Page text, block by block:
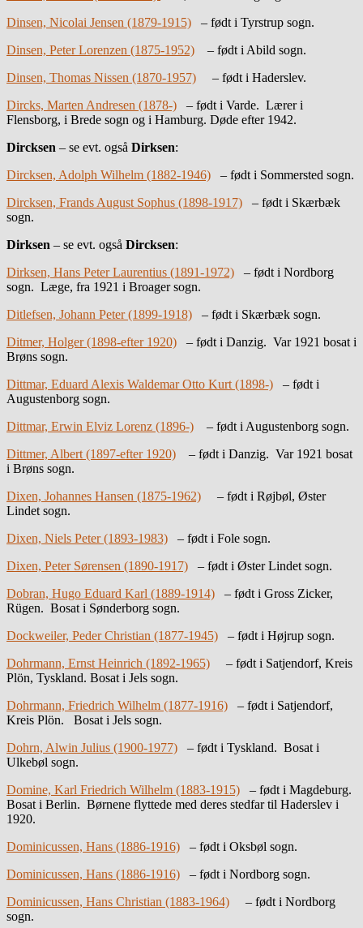
Dinsen, Nicolai Jensen (1879-1915) – født i Tyrstrup sogn.
Dinsen, Peter Lorenzen (1875-1952) – født i Abild sogn.
Dinsen, Thomas Nissen (1870-1957) – født i Haderslev.
Dircks, Marten Andresen (1878-) – født i Varde. Lærer i
Flensborg, i Brede sogn og i Hamburg. Døde efter 1942.
Dircksen – se evt. også Dirksen:
Dircksen, Adolph Wilhelm (1882-1946) – født i Sommersted sogn.
Dircksen, Frands August Sophus (1898-1917) – født i Skærbæk
sogn.
Dirksen – se evt. også Dircksen:
Dirksen, Hans Peter Laurentius (1891-1972) – født i Nordborg
sogn. Læge, fra 1921 i Broager sogn.
Ditlefsen, Johann Peter (1899-1918) – født i Skærbæk sogn.
Ditmer, Holger (1898-efter 1920) – født i Danzig. Var 1921 bosat i
Brøns sogn.
Dittmar, Eduard Alexis Waldemar Otto Kurt (1898-) – født i
Augustenborg sogn.
Dittmar, Erwin Elviz Lorenz (1896-) – født i Augustenborg sogn.
Dittmer, Albert (1897-efter 1920) – født i Danzig. Var 1921 bosat
i Brøns sogn.
Dixen, Johannes Hansen (1875-1962) – født i Røjbøl, Øster
Lindet sogn.
Dixen, Niels Peter (1893-1983) – født i Fole sogn.
Dixen, Peter Sørensen (1890-1917) – født i Øster Lindet sogn.
Dobran, Hugo Eduard Karl (1889-1914) – født i Gross Zicker,
Rügen. Bosat i Sønderborg sogn.
Dockweiler, Peder Christian (1877-1945) – født i Højrup sogn.
Dohrmann, Ernst Heinrich (1892-1965) – født i Satjendorf, Kreis
Plön, Tyskland. Bosat i Jels sogn.
Dohrmann, Friedrich Wilhelm (1877-1916) – født i Satjendorf,
Kreis Plön. Bosat i Jels sogn.
Dohrn, Alwin Julius (1900-1977) – født i Tyskland. Bosat i
Ulkebøl sogn.
Domine, Karl Friedrich Wilhelm (1883-1915) – født i Magdeburg.
Bosat i Berlin. Børnene flyttede med deres stedfar til Haderslev i
1920.
Dominicussen, Hans (1886-1916) – født i Oksbøl sogn.
Dominicussen, Hans (1886-1916) – født i Nordborg sogn.
Dominicussen, Hans Christian (1883-1964) – født i Nordborg
sogn.